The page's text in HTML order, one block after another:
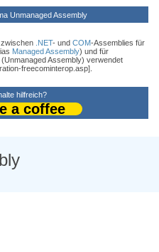
Unmanaged Assembly
.NET- und COM-Assemblies für
Managed Assembly) und für
(Unmanaged Assembly) verwendet
freecominterop.asp].
hilfreich?
a coffee